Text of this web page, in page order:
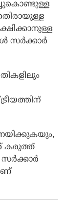
സര്‍ക്കാര്‍
കരുത്ത്